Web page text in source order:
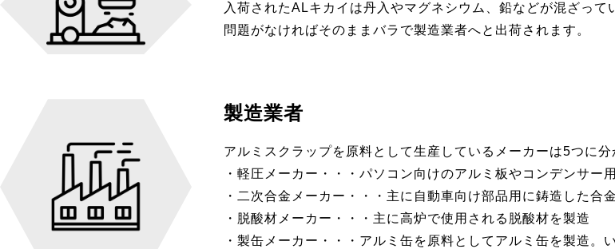
入荷されたALキカイは丹入やマグネシウム、鉛などが混ざっ
問題がなければそのままバラで製造業者へと出荷されます。
製造業者
アルミスクラップを原料として生産しているメーカーは5つに分
・軽圧メーカー・・・パソコン向けのアルミ板やコンデンサー
・二次合金メーカー・・・主に自動車向け部品用に鋳造した合
・脱酸材メーカー・・・主に高炉で使用される脱酸材を製造
・製缶メーカー・・・アルミ缶を原料としてアルミ缶を製造。